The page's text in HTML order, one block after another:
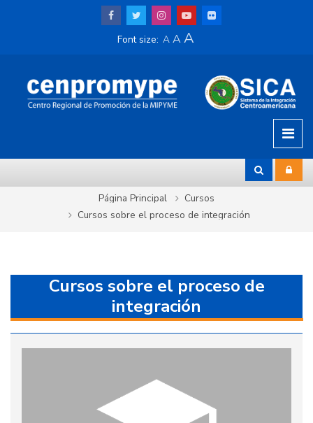
Salta al contenido principal
Font size: A AA
Página Principal
Cursos
Cursos sobre el proceso de integración
Cursos sobre el proceso de
integración